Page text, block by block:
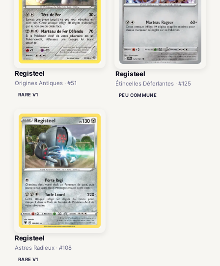
Registeel
Origines Antiques · #51
RARE V1
Registeel
Étincelles Déferlantes · #125
PEU COMMUNE
Registeel
Astres Radieux · #108
RARE V1